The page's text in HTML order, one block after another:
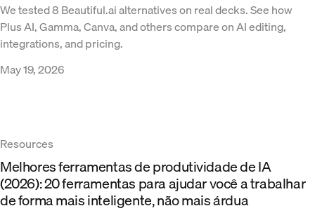
We tested 8 Beautiful.ai alternatives on real decks. See how
Plus AI, Gamma, Canva, and others compare on AI editing,
integrations, and pricing.
May 19, 2026
Resources
Melhores ferramentas de produtividade de IA
(2026): 20 ferramentas para ajudar você a trabalhar
de forma mais inteligente, não mais árdua